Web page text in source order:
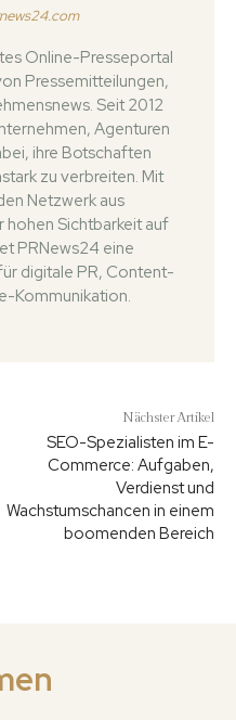
Online-Presseportal
Pressemitteilungen,
Seit 2012
Agenturen
ihre Botschaften
zu verbreiten. Mit
Netzwerk aus
hohen Sichtbarkeit auf
PRNews24 eine
digitale PR, Content-
Kommunikation.
Nächster Artikel
SEO-Spezialisten im E-
Commerce: Aufgaben,
Verdienst und
Wachstumschancen in einem
boomenden Bereich